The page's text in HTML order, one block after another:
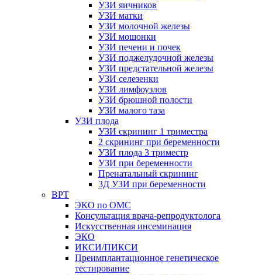
УЗИ яичников
УЗИ матки
УЗИ молочной железы
УЗИ мошонки
УЗИ печени и почек
УЗИ поджелудочной железы
УЗИ предстательной железы
УЗИ селезенки
УЗИ лимфоузлов
УЗИ брюшной полости
УЗИ малого таза
УЗИ плода
УЗИ скрининг 1 триместра
2 скрининг при беременности
УЗИ плода 3 триместр
УЗИ при беременности
Пренатальный скрининг
3Д УЗИ при беременности
ВРТ
ЭКО по ОМС
Консультация врача-репродуктолога
Искусственная инсеминация
ЭКО
ИКСИ/ПИКСИ
Преимплантационное генетическое
тестирование